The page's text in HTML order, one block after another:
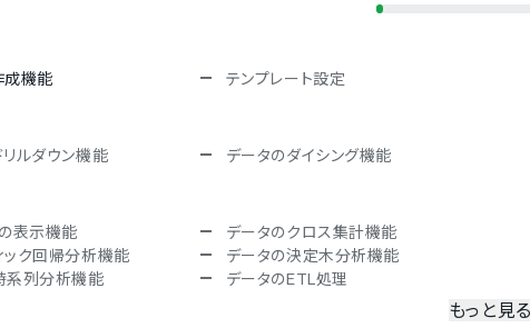
語
ロシア語
語
トルコ語
成機能 テンプレート設定
ルダウン機能 データのダイシング機能
表示機能
データのクロス集計機能
ック回帰分析機能
データの決定木分析機能
系列分析機能 データのETL処理
もっと見